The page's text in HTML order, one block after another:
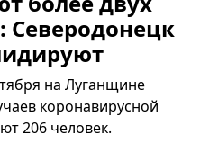
Северодонецк
на Луганщине
коронавирусной
206 человек.